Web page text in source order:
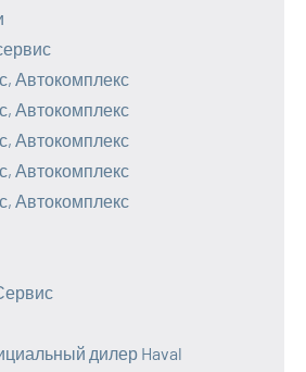
Автокомплекс
Автокомплекс
Автокомплекс
Автокомплекс
Автокомплекс
дилер Haval